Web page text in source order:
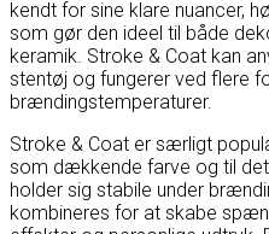
kendt for sine klare nuancer,
som gør den ideel til både
keramik. Stroke & Coat kan
stentøj og fungerer ved flere
brændingstemperaturer.
Stroke & Coat er særligt
som dækkende farve og til
holder sig stabile under
kombineres for at skabe